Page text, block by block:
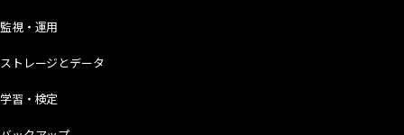
監視・運用
ストレージとデータ
学習・検定